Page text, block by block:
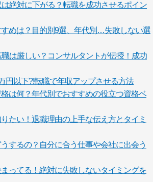
絶対に下がる？転職を成功させるポイン
めは？目的別9選、年代別…失敗しない選
は厳しい？コンサルタントが伝授！成功
円以下?!転職で年収アップさせる方法
は何？年代別でおすすめの役立つ資格ベ
たい！退職理由の上手な伝え方とタイミ
するの？自分に合う仕事や会社に出会う
ってる！絶対に失敗しないタイミングを